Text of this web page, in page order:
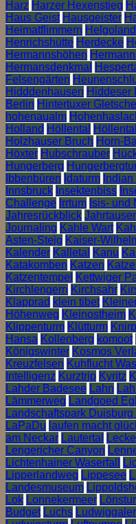
Harz Harzer Hexenstieg
Haus Geist Hausgeister
Heimatflimmern Helgoland
Henrichshütte Herdecke
Hermannshöhen
Hermansdenkmal
Felsengärten
Hidddenhausen Hiddeser
Berlin Hintertuxer
hohenaualm
Holland Höllental
Holzhauser Bruch Horn-
Höxter Hubschrauber
Hungerberg
Ibbenbüren Idaturm
Innsbruck Insektenbiss
Challenge Irrtum Isis- und
Jahresrückblick
Journaling Kahle Wart
Asten-Steig Kaiser-
Kalender Kalletal Kanu
Katakomben Katzen
Katzentempel Kettwiger
Kirchlengern Kirchsahr
Klapprad klein tibet
Höhenweg Kleinostheim
Klippenturm Klütturm
Hansa Kollenberg komoot
Königswinter Kosmos
Kreuzfelsen Kuhflucht
Intelligenz Kurztrip Kyritz
Lahder Badesee Lahn
Lämmerweg Landgoed
Landschaftspark Duisburg
LaPaDu laufen macht
am Neckar Lautertal
Lengericher Canyon
Lichtenhainer Waserfall
Lipperlandweg Lippesee
Landesmuseum
Lok Lonnekermeer
Budget Luchs